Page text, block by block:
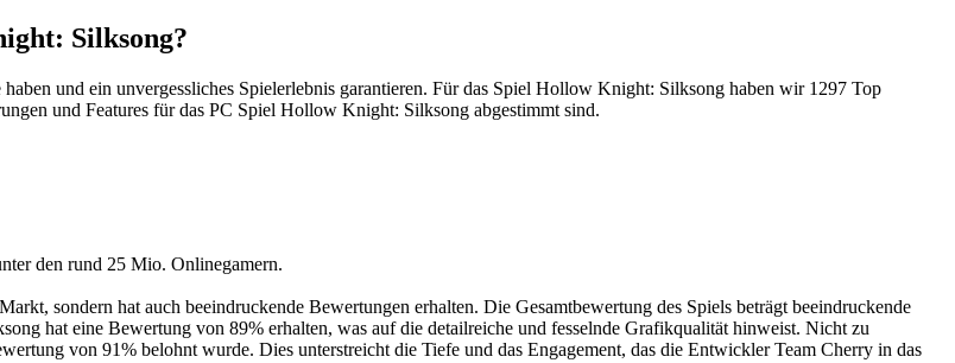
Silksong?
und ein unvergessliches Spielerlebnis garantieren. Für das Spiel Hollow Knight: Silksong haben wir 1297 Top
und Features für das PC Spiel Hollow Knight: Silksong abgestimmt sind.
den rund 25 Mio. Onlinegamern.
sondern hat auch beeindruckende Bewertungen erhalten. Die Gesamtbewertung des Spiels beträgt beeindruckende
hat eine Bewertung von 89% erhalten, was auf die detailreiche und fesselnde Grafikqualität hinweist. Nicht zu
von 91% belohnt wurde. Dies unterstreicht die Tiefe und das Engagement, das die Entwickler Team Cherry in das